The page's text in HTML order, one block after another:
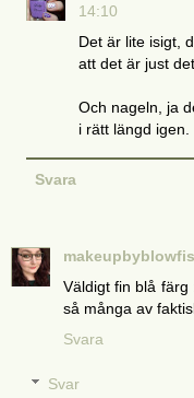
14:10
Det är lite isigt,
att det är just
Och nageln, ja
i rätt längd igen.
Svara
Väldigt fin blå
så många av
Svara
Svar